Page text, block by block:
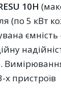
10H
(по 5 кВт
ємність
х пристроїв